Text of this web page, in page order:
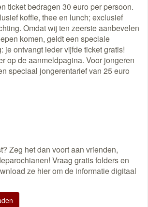
ticket bedragen 30 euro per persoon.
koffie, thee en lunch; exclusief
Omdat wij ten zeerste aanbevelen
komen, geldt een speciale
je ontvangt ieder vijfde ticket gratis!
op de aanmeldpagina. Voor jongeren
speciaal jongerentarief van 25 euro
Zeg het dan voort aan vrienden,
Vraag gratis folders en
ze hier om de informatie digitaal